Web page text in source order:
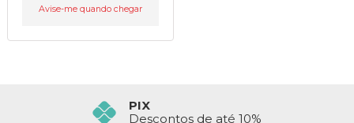
Avise-me quando chegar
PIX
Descontos de até 10%